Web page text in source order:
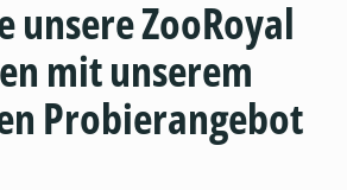
unsere ZooRoyal
mit unserem
Probierangebot